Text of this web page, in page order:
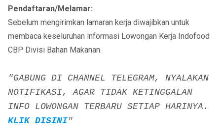
Pendaftaran/Melamar:
Sebelum mengirimkan lamaran kerja diwajibkan untuk
membaca keseluruhan informasi Lowongan Kerja Indofood
CBP Divisi Bahan Makanan.
"GABUNG DI CHANNEL TELEGRAM, NYALAKAN
NOTIFIKASI, AGAR TIDAK KETINGGALAN
INFO LOWONGAN TERBARU SETIAP HARINYA.
KLIK DISINI"